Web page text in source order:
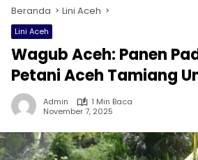
Beranda Lini Aceh
Lini Aceh
Wagub Aceh: Panen
Petani Aceh Tamiang
Admin
1 Min Baca
November 7, 2025